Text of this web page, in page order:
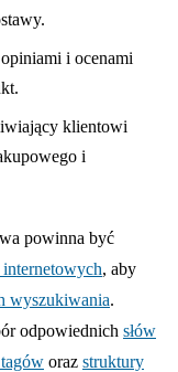
i ocenami
klientowi
i
powinna być
, aby
wyszukiwania.
odpowiednich słów
oraz struktury